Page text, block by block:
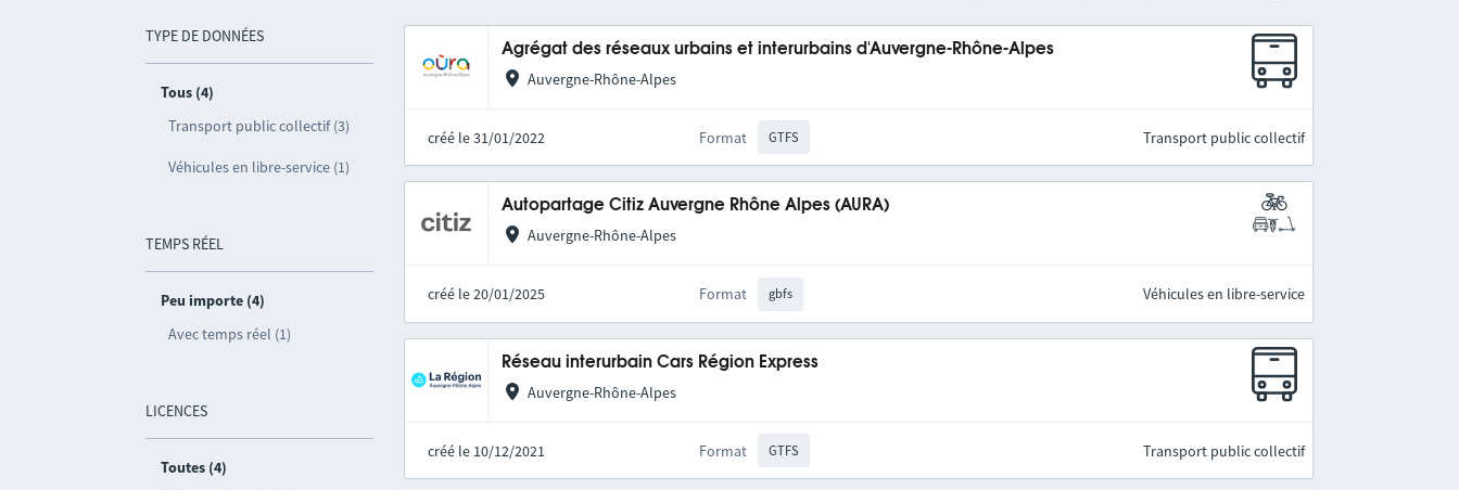
TYPE DE DONNÉES
Tous (4)
Transport public collectif (3)
Véhicules en libre-service (1)
TEMPS RÉEL
Peu importe (4)
Avec temps réel (1)
LICENCES
Toutes (4)
Agrégat des réseaux urbains et interurbains d'Auvergne-Rhône-Alpes
Auvergne-Rhône-Alpes
créé le 31/01/2022 Format GTFS Transport public collectif
Autopartage Citiz Auvergne Rhône Alpes (AURA)
Auvergne-Rhône-Alpes
créé le 20/01/2025 Format gbfs Véhicules en libre-service
Réseau interurbain Cars Région Express
Auvergne-Rhône-Alpes
créé le 10/12/2021 Format GTFS Transport public collectif